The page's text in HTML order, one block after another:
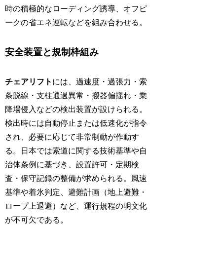
時の積極的なローディング誘導、オフピ
ークの省エネ運転などを組み合わせる。
安全装置と規制枠組み
チェアリフト には、過速度・過張力・索
条脱線・支柱通過異常・搬器偏揺れ・乗
降場侵入などの検出装置が設けられる。
検出時には自動停止または低速化が指令
され、必要に応じて非常制動が作動す
る。日本では索道に関する技術基準や自
治体条例に基づき、設置許可・定期検
査・保守記録の整備が求められる。風速
基準や着氷判定、避難計画（地上避難・
ロープ上退避）など、運行規程の明文化
が不可欠である。